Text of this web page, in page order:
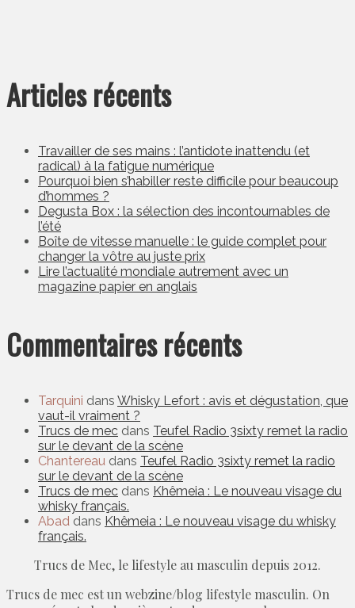
Articles récents
Travailler de ses mains : l’antidote inattendu (et
radical) à la fatigue numérique
Pourquoi bien s’habiller reste difficile pour beaucoup
d’hommes ?
Degusta Box : la sélection des incontournables de
l’été
Boîte de vitesse manuelle : le guide complet pour
changer la vôtre au juste prix
Lire l’actualité mondiale autrement avec un
magazine papier en anglais
Commentaires récents
Tarquini dans Whisky Lefort : avis et dégustation, que
vaut-il vraiment ?
Trucs de mec dans Teufel Radio 3sixty remet la radio
sur le devant de la scène
Chantereau dans Teufel Radio 3sixty remet la radio
sur le devant de la scène
Trucs de mec dans Khêmeia : Le nouveau visage du
whisky français.
Abad dans Khêmeia : Le nouveau visage du whisky
français.
Trucs de Mec, le lifestyle au masculin depuis 2012.
Trucs de mec est un webzine/blog lifestyle masculin. On